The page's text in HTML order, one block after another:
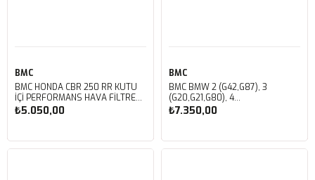
BMC
BMC HONDA CBR 250 RR KUTU
İÇİ PERFORMANS HAVA FİLTRESİ
FM01042
₺5.050,00
BMC
BMC BMW 2 (G42,G87), 3
(G20,G21,G80), 4
(G22,G23,G26,G82,G83), Z4
(G29), TOYOTA GR SUPRA,
HAVA FİLTRESİ FB01054
₺7.350,00